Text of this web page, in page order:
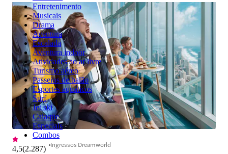
Entretenimento
Musicais
Drama
Aventura
Escalada
Aventura indoor
Atividades ao ar livre
Turismo aéreo
Passeios de balão
Esportes aquáticos
Surf
Jet ski
Caiaque
Especiais
Combos
4,5(2.287) Ingressos Dreamworld